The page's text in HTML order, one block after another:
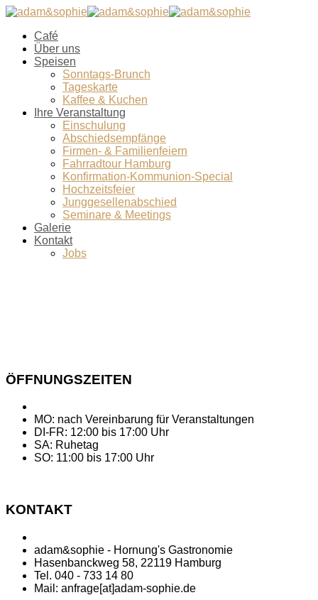
Café
Über uns
Speisen
Sonntags-Brunch
Tageskarte
Kaffee & Kuchen
Ihre Veranstaltung
Einschulung
Abschiedsempfänge
Firmen- & Familienfeiern
Fahrradtour Hamburg
Konfirmation-Kommunion-Special
Hochzeitsfeier
Junggesellenabschied
Seminare & Meetings
Galerie
Kontakt
Jobs
ÖFFNUNGSZEITEN
MO: nach Vereinbarung für Veranstaltungen
DI-FR: 12:00 bis 17:00 Uhr
SA: Ruhetag
SO: 11:00 bis 17:00 Uhr
KONTAKT
adam&sophie - Hornung's Gastronomie
Hasenbanckweg 58, 22119 Hamburg
Tel. 040 - 733 14 80
Mail: anfrage[at]adam-sophie.de